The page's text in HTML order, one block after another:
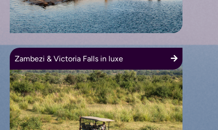
Zambezi & Victoria Falls in luxe